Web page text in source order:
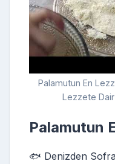
Palamutun En
Lezzete
Palamutun
🐟 Denizden